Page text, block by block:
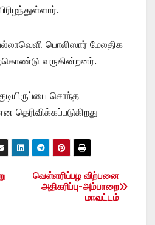
பொலிஸார் மேலதிக
வருகின்றனர்.
சொந்த
வெள்ளரிப்பழ விற்பனை
அதிகரிப்பு-அம்பாறை
மாவட்டம்